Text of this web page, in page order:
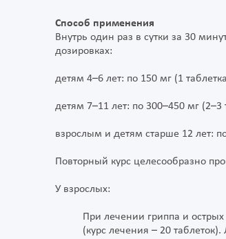
Способ применения
Внутрь один раз в сутки за 30
дозировках:
детям 4–6 лет: по 150 мг (1
детям 7–11 лет: по 300–450 мг
взрослым и детям старше 12 лет:
Повторный курс целесообразно
У взрослых:
При лечении гриппа и
(курс лечения – 20